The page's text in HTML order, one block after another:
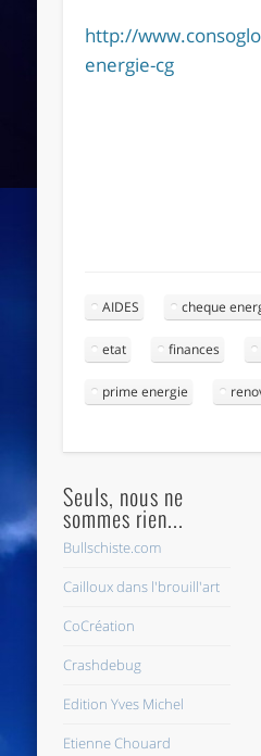
http://
energie-cg
AIDES cheque
etat finances
prime energie
Seuls, nous ne
sommes rien...
Bullschiste.com
Cailloux dans l'brouill'art
CoCréation
Crashdebug
Edition Yves Michel
Etienne Chouard